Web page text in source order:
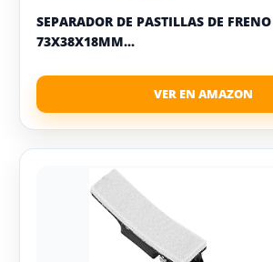
SEPARADOR DE PASTILLAS DE
73X38X18MM...